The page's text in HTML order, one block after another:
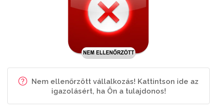
Nem ellenőrzött vállalkozás! Kattintson ide az
igazolásért, ha Ön a tulajdonos!